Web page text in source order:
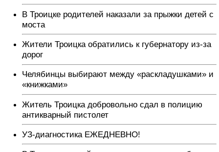
В Троицке родителей наказали за прыжки детей с
моста
Жители Троицка обратились к губернатору из-за
дорог
Челябинцы выбирают между «раскладушками» и
«книжками»
Житель Троицка добровольно сдал в полицию
антикварный пистолет
УЗ-диагностика ЕЖЕДНЕВНО!